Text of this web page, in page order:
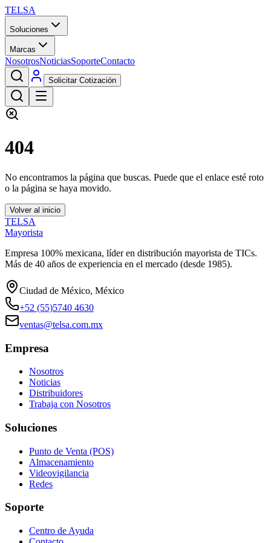
TELSA
Soluciones
Marcas
NosotrosNoticiasSoporteContacto
Solicitar Cotización
404
No encontramos la página que buscas. Puede que el enlace esté roto
o la página se haya movido.
Volver al inicio
TELSA
Mayorista
Empresa 100% mexicana, líder en distribución mayorista de TICs.
Más de 40 años de experiencia en el mercado (desde 1985).
Ciudad de México, México
+52 (55)5740 4630
ventas@telsa.com.mx
Empresa
Nosotros
Noticias
Distribuidores
Trabaja con Nosotros
Soluciones
Punto de Venta (POS)
Almacenamiento
Videovigilancia
Redes
Soporte
Centro de Ayuda